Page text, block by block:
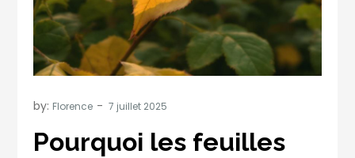
by: Florence
Pourquoi les feuilles